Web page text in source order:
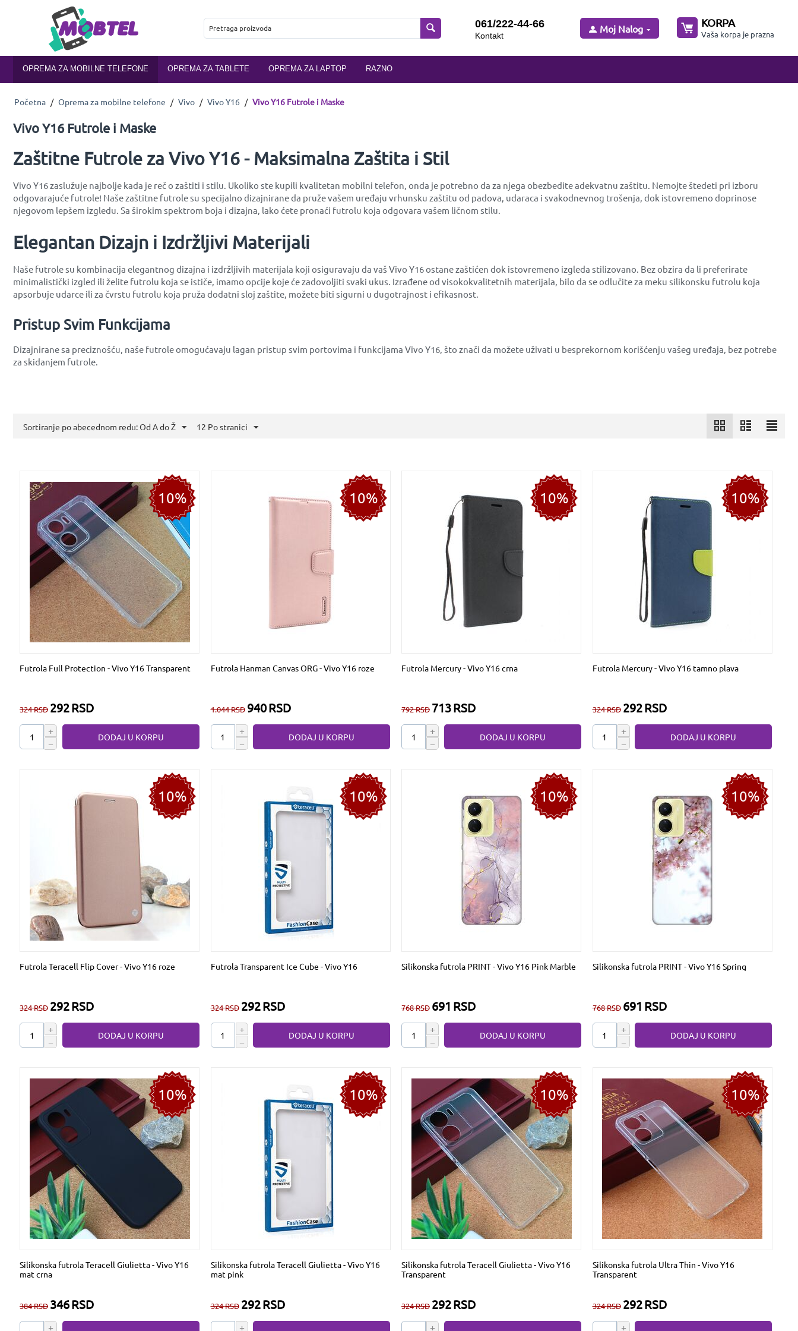
061/222-44-66
Kontakt
Moj Nalog KORPA
Vaša korpa je prazna
OPREMA ZA MOBILNE TELEFONE OPREMA ZA TABLETE OPREMA ZA LAPTOP RAZNO
Početna / Oprema za mobilne telefone / Vivo / Vivo Y16 / Vivo Y16 Futrole i Maske
Vivo Y16 Futrole i Maske
Zaštitne Futrole za Vivo Y16 - Maksimalna Zaštita i Stil
Vivo Y16 zaslužuje najbolje kada je reč o zaštiti i stilu. Ukoliko ste kupili kvalitetan mobilni telefon, onda je potrebno da za njega obezbedite adekvatnu zaštitu. Nemojte štedeti pri izboru
odgovarajuće futrole! Naše zaštitne futrole su specijalno dizajnirane da pruže vašem uređaju vrhunsku zaštitu od padova, udaraca i svakodnevnog trošenja, dok istovremeno doprinose
njegovom lepšem izgledu. Sa širokim spektrom boja i dizajna, lako ćete pronaći futrolu koja odgovara vašem ličnom stilu.
Elegantan Dizajn i Izdržljivi Materijali
Naše futrole su kombinacija elegantnog dizajna i izdržljivih materijala koji osiguravaju da vaš Vivo Y16 ostane zaštićen dok istovremeno izgleda stilizovano. Bez obzira da li preferirate
minimalistički izgled ili želite futrolu koja se ističe, imamo opcije koje će zadovoljiti svaki ukus. Izrađene od visokokvalitetnih materijala, bilo da se odlučite za meku silikonsku futrolu koja
apsorbuje udarce ili za čvrstu futrolu koja pruža dodatni sloj zaštite, možete biti sigurni u dugotrajnost i efikasnost.
Pristup Svim Funkcijama
Dizajnirane sa preciznošću, naše futrole omogućavaju lagan pristup svim portovima i funkcijama Vivo Y16, što znači da možete uživati u besprekornom korišćenju vašeg uređaja, bez potrebe
za skidanjem futrole.
Sortiranje po abecednom redu: Od A do Ž 12 Po stranici
10%
Futrola Full Protection - Vivo Y16 Transparent
324RSD 292RSD
+
−
DODAJ U KORPU
10%
Futrola Hanman Canvas ORG - Vivo Y16 roze
1.044RSD 940RSD
+
−
DODAJ U KORPU
10%
Futrola Mercury - Vivo Y16 crna
792RSD 713RSD
+
−
DODAJ U KORPU
10%
Futrola Mercury - Vivo Y16 tamno plava
324RSD 292RSD
+
−
DODAJ U KORPU
10%
Futrola Teracell Flip Cover - Vivo Y16 roze
324RSD 292RSD
+
−
DODAJ U KORPU
10%
Futrola Transparent Ice Cube - Vivo Y16
324RSD 292RSD
+
−
DODAJ U KORPU
10%
Silikonska futrola PRINT - Vivo Y16 Pink Marble
768RSD 691 RSD
+
−
DODAJ U KORPU
10%
Silikonska futrola PRINT - Vivo Y16 Spring
768RSD 691 RSD
+
−
DODAJ U KORPU
10%
Silikonska futrola Teracell Giulietta - Vivo Y16
mat crna
384RSD 346RSD
+
10%
Silikonska futrola Teracell Giulietta - Vivo Y16
mat pink
324RSD 292RSD
+
10%
Silikonska futrola Teracell Giulietta - Vivo Y16
Transparent
324RSD 292RSD
+
10%
Silikonska futrola Ultra Thin - Vivo Y16
Transparent
324RSD 292RSD
+